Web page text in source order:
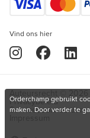
Vind ons hier
Auteursrecht © 2026
Privacybeleid
Servicevoorwaarden
Orderchamp gebruikt
maken. Door verder te